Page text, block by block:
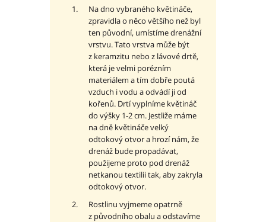
Na dno vybraného květináče,
zpravidla o něco většího než byl
ten původní, umístíme drenážní
vrstvu. Tato vrstva může být
z keramzitu nebo z lávové drtě,
která je velmi porézním
materiálem a tím dobře poutá
vzduch i vodu a odvádí ji od
kořenů. Drtí vyplníme květináč
do výšky 1-2 cm. Jestliže máme
na dně květináče velký
odtokový otvor a hrozí nám, že
drenáž bude propadávat,
použijeme proto pod drenáž
netkanou textilii tak, aby zakryla
odtokový otvor.
Rostlinu vyjmeme opatrně
z původního obalu a odstavíme